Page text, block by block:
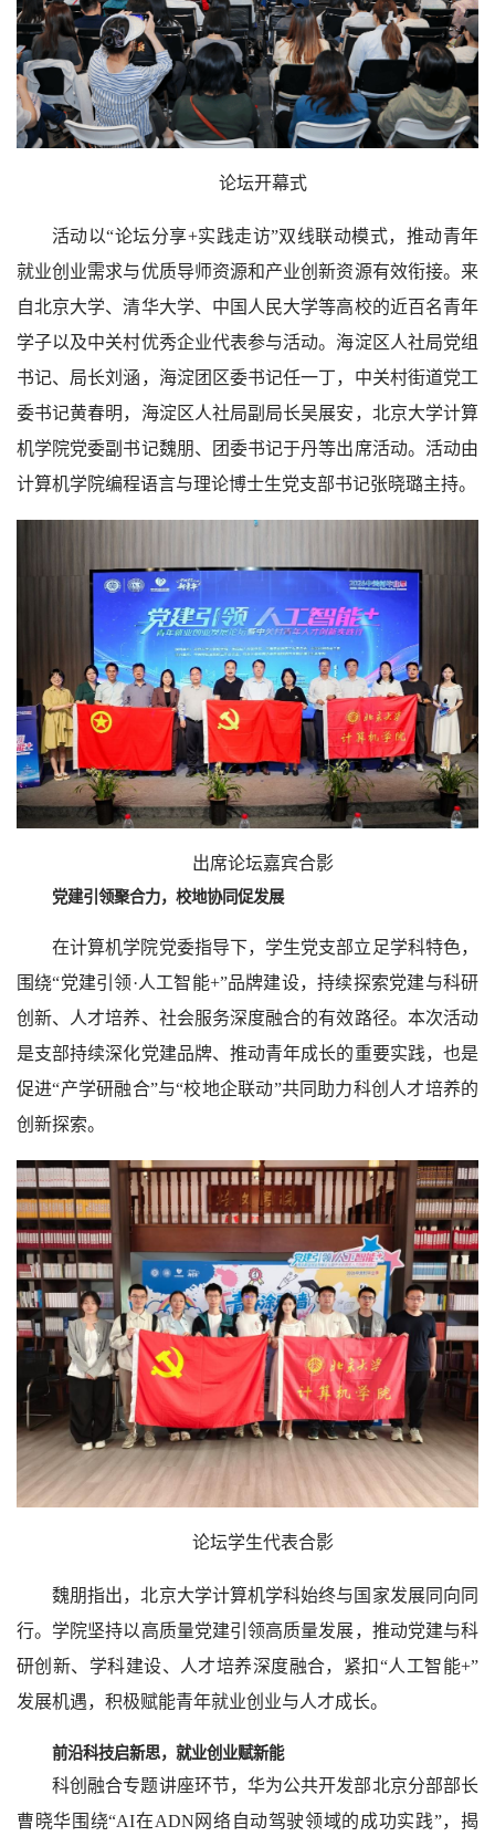
论坛开幕式
活动以“论坛分享+实践走访”双线联动模式，推动青年
就业创业需求与优质导师资源和产业创新资源有效衔接。来
自北京大学、清华大学、中国人民大学等高校的近百名青年
学子以及中关村优秀企业代表参与活动。海淀区人社局党组
书记、局长刘涵，海淀团区委书记任一丁，中关村街道党工
委书记黄春明，海淀区人社局副局长吴展安，北京大学计算
机学院党委副书记魏朋、团委书记于丹等出席活动。活动由
计算机学院编程语言与理论博士生党支部书记张晓璐主持。
出席论坛嘉宾合影
党建引领聚合力，校地协同促发展
在计算机学院党委指导下，学生党支部立足学科特色，
围绕“党建引领·人工智能+”品牌建设，持续探索党建与科研
创新、人才培养、社会服务深度融合的有效路径。本次活动
是支部持续深化党建品牌、推动青年成长的重要实践，也是
促进“产学研融合”与“校地企联动”共同助力科创人才培养的
创新探索。
论坛学生代表合影
魏朋指出，北京大学计算机学科始终与国家发展同向同
行。学院坚持以高质量党建引领高质量发展，推动党建与科
研创新、学科建设、人才培养深度融合，紧扣“人工智能+”
发展机遇，积极赋能青年就业创业与人才成长。
前沿科技启新思，就业创业赋新能
科创融合专题讲座环节，华为公共开发部北京分部部长
曹晓华围绕“AI在ADN网络自动驾驶领域的成功实践”，揭